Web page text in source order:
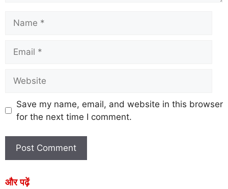
Save my name, email, and website in this browser
for the next time I comment.
और पढ़ें